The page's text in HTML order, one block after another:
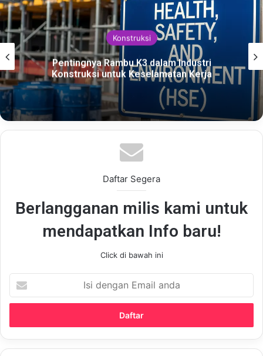
Konstruksi
Peran Bahasa Teknis yang Efektif dalam
Meningkatkan Keselamatan Kerja di Proyek
Konstruksi
Daftar Segera
Berlangganan milis kami untuk
mendapatkan Info baru!
Click di bawah ini
dengan
Email